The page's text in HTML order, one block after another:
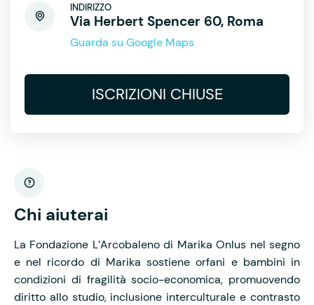
INDIRIZZO
Via Herbert Spencer 60, Roma
Guarda su Google Maps
ISCRIZIONI CHIUSE
Chi aiuterai
La Fondazione L’Arcobaleno di Marika Onlus nel segno
e nel ricordo di Marika sostiene orfani e bambini in
condizioni di fragilità socio-economica, promuovendo
diritto allo studio, inclusione interculturale e contrasto